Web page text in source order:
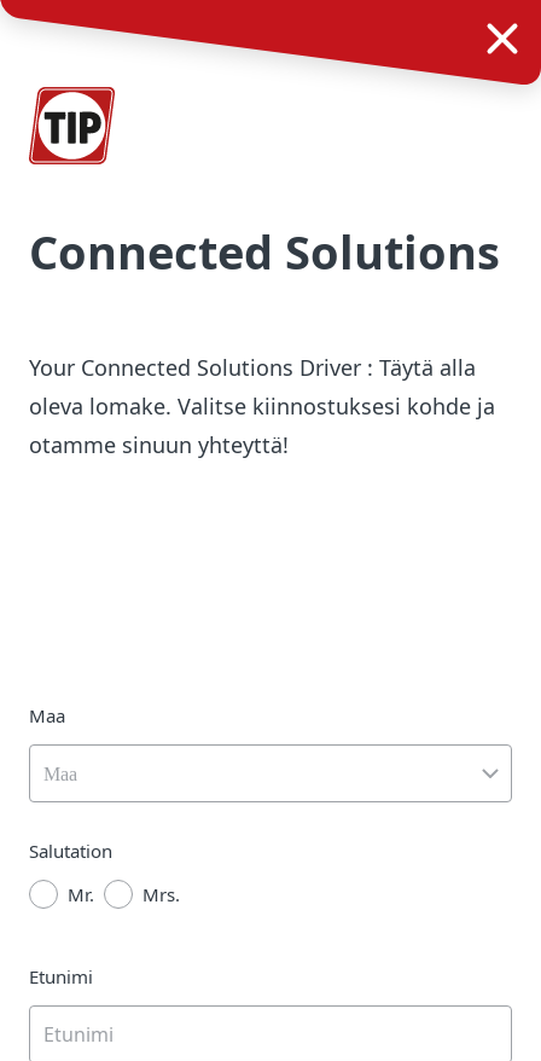
Connected Solutions
Your Connected Solutions Driver : Täytä alla
oleva lomake. Valitse kiinnostuksesi kohde ja
otamme sinuun yhteyttä!
Maa
Maa
Salutation
Mr.
Mrs.
Etunimi